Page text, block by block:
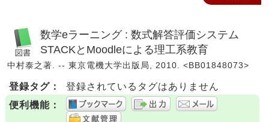
数学eラーニング : 数式解答評価システム
STACKとMoodleによる理工系教育
中村泰之著. -- 東京電機大学出版局, 2010. <BB01848073>
登録タグ：
登録されているタグはありません
便利機能：